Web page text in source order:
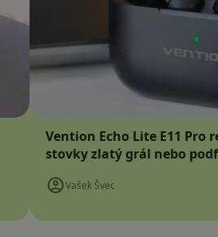
Vention Echo Lite E11 Pro
stovky zlatý grál nebo
Vašek Švec